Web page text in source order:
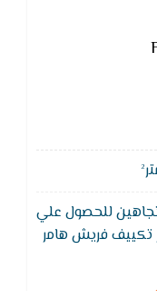
للحصول علي
تكييف فريش هامر
التشغيل